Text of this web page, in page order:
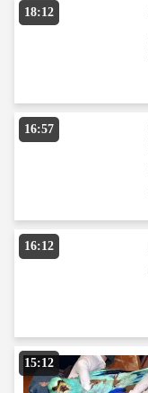
18:12
16:57
16:12
15:12